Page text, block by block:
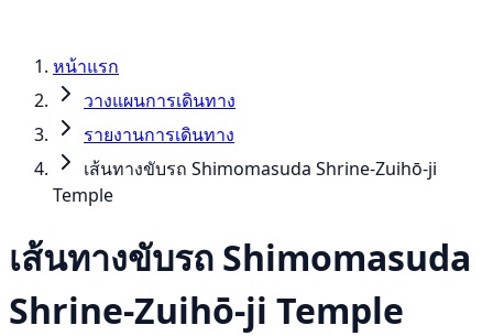
หน้าแรก
วางแผนการเดินทาง
รายงานการเดินทาง
เส้นทางขับรถ Shimomasuda Shrine-Zuihō-ji
Temple
เส้นทางขับรถ Shimomasuda
Shrine-Zuihō-ji Temple